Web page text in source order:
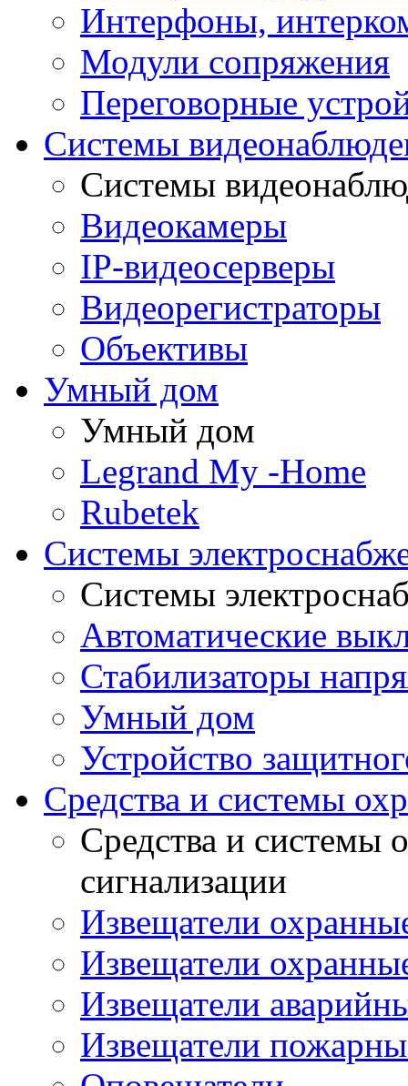
Интерфоны,
Модули сопряжения
Переговорные
Системы
Системы
Видеокамеры
IP-видеосерверы
Видеорегистраторы
Объективы
Умный дом
Умный дом
Legrand My -Home
Rubetek
Системы
Системы
Автоматические
Стабилизаторы
Умный дом
Устройство
Средства и системы
Средства и системы
сигнализации
Извещатели
Извещатели
Извещатели
Извещатели